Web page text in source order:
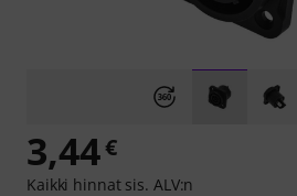
3,44€
Kaikki hinnat sis. ALV:n